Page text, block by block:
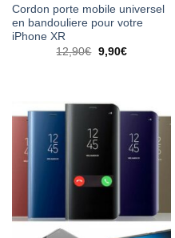
Cordon porte mobile universel
en bandouliere pour votre
iPhone XR
12,90€ 9,90€